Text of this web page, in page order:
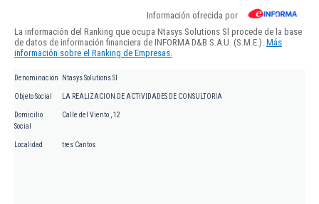
Información ofrecida por
La información del Ranking que ocupa Ntasys Solutions Sl procede de la base
de datos de información financiera de INFORMA D&B S.A.U. (S.M.E.). Más
información sobre el Ranking de Empresas.
Denominación Ntasys Solutions Sl
Objeto Social LA REALIZACION DE ACTIVIDADES DE CONSULTORIA
Domicilio
Social
Calle del Viento , 12
Localidad tres Cantos